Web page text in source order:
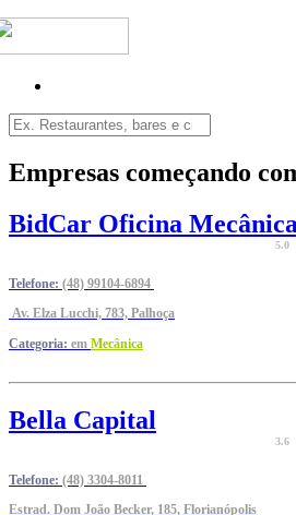
Empresas começando
BidCar Oficina Mecânica
5.0
Telefone: (48) 99104-6894
Av. Elza Lucchi, 783, Palhoça
Categoria: em Mecânica
Bella Capital
3.6
Telefone: (48) 3304-8011
Estrad. Dom João Becker, 185, Florianópolis